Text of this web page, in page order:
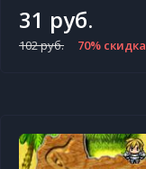
31 руб.
102 руб. 70% скидка